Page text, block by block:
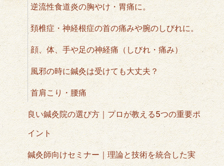
逆流性食道炎の胸やけ・胃痛に。
頚椎症・神経根症の首の痛みや腕のしびれに。
顔、体、手や足の神経痛（しびれ・痛み）
風邪の時に鍼灸は受けても大丈夫？
首肩こり・腰痛
良い鍼灸院の選び方｜プロが教える5つの重要ポ
イント
鍼灸師向けセミナー｜理論と技術を統合した実